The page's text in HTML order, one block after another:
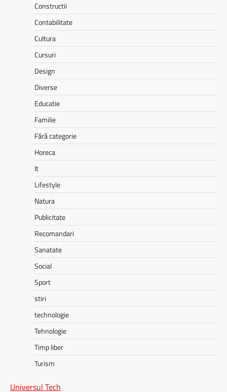
Constructii
Contabilitate
Cultura
Cursuri
Design
Diverse
Educatie
Familie
Fără categorie
Horeca
It
Lifestyle
Natura
Publicitate
Recomandari
Sanatate
Social
Sport
stiri
technologie
Tehnologie
Timp liber
Turism
Universul Tech